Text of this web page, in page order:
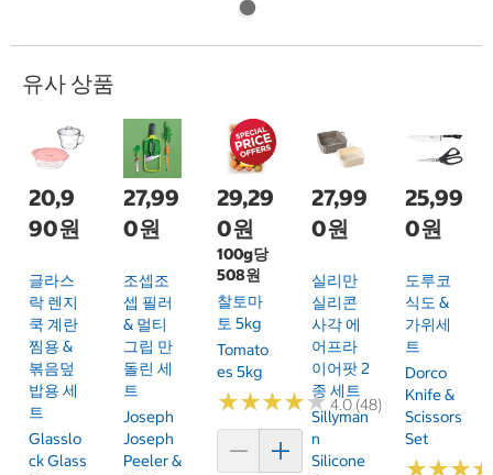
유사 상품
20,9
90원
글라스
락 렌지
쿡 계란
찜용 &
볶음덮
밥용 세
트
Glasslo
Ck Glass
27,99
0원
조셉조
셉 필러
& 멀티
그립 만
돌린 세
트
Joseph
Joseph
Peeler &
29,29
0원
100g당
508원
찰토마
토 5kg
Tomato
Es 5kg
★★★★★
★★★★★ 4.0 (48)
27,99
0원
실리만
실리콘
사각 에
어프라
이어팟 2
종 세트
Sillyman
N
Silicone
25,99
0원
도루코
식도 &
가위세
트
Dorco
Knife &
Scissors
Set
★★★
★★★